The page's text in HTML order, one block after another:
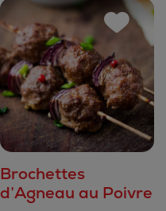
Brochettes
d’Agneau au Poivre